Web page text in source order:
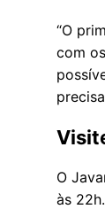
“O
com
O
às